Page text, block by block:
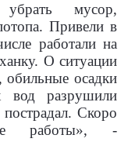
мусор,
Привели в
работали на
О ситуации
обильные осадки
разрушили
Скоро
работы», -